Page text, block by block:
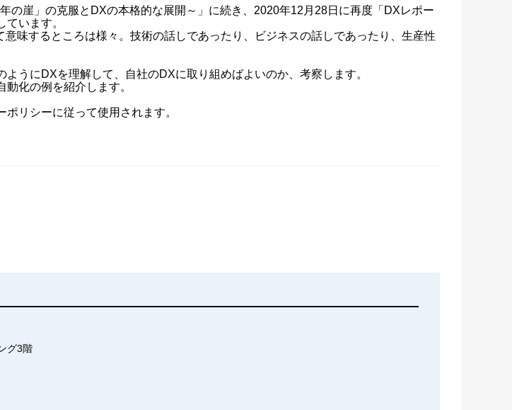
の崖」の克服とDXの本格的な展開～」に続き、2020年12月28日に再度「DXレポー
います。
味するところは様々。技術の話しであったり、ビジネスの話しであったり、生産性
うにDXを理解して、自社のDXに取り組めばよいのか、考察します。
化の例を紹介します。
リシーに従って使用されます。
グ3階